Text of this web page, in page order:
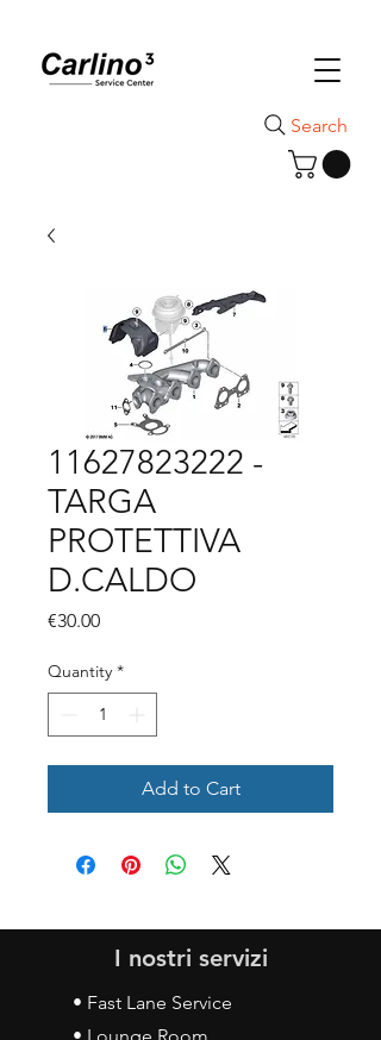
Search
11627823222 -
TARGA
PROTETTIVA
D.CALDO
€30.00Price
Quantity *
Add to Cart
I nostri servizi
• Fast Lane Service
• Lounge Room